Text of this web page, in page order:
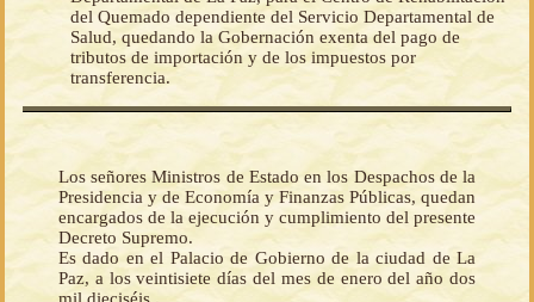
del Quemado dependiente del Servicio Departamental de
Salud, quedando la Gobernación exenta del pago de
tributos de importación y de los impuestos por
transferencia.
Los señores Ministros de Estado en los Despachos de la
Presidencia y de Economía y Finanzas Públicas, quedan
encargados de la ejecución y cumplimiento del presente
Decreto Supremo.
Es dado en el Palacio de Gobierno de la ciudad de La
Paz, a los veintisiete días del mes de enero del año dos